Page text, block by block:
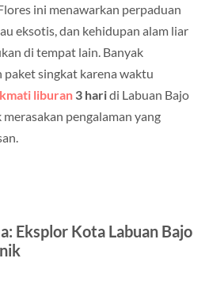
ini menawarkan perpaduan
eksotis, dan kehidupan alam liar
di tempat lain. Banyak
singkat karena waktu
liburan3 haridi Labuan Bajo
pengalaman yang
Eksplor Kota Labuan Bajo